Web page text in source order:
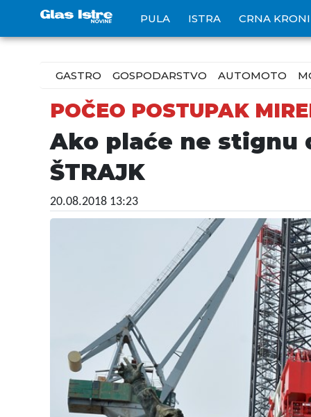
PULA ISTRA CRNA
GASTRO GOSPODARSTVO AUTOMOTO
POČEO POSTUPAK
Ako plaće ne stignu
ŠTRAJK
20.08.2018 13:23